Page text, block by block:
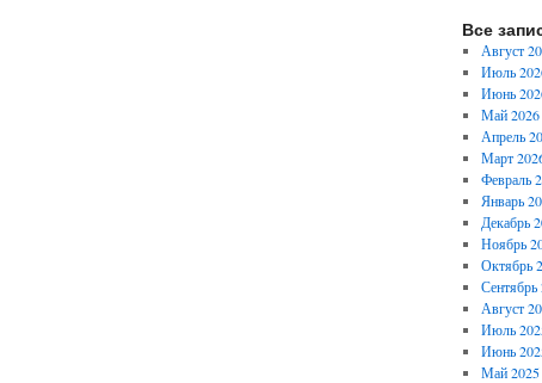
Все
Август
Июль
Июнь
Май 2026
Апрель
Март
Февраль
Январь
Декабрь
Ноябрь
Октябрь
Сентябрь
Август
Июль
Июнь
Май 2025